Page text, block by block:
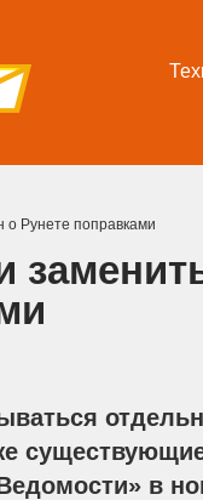
о Рунете поправками
в